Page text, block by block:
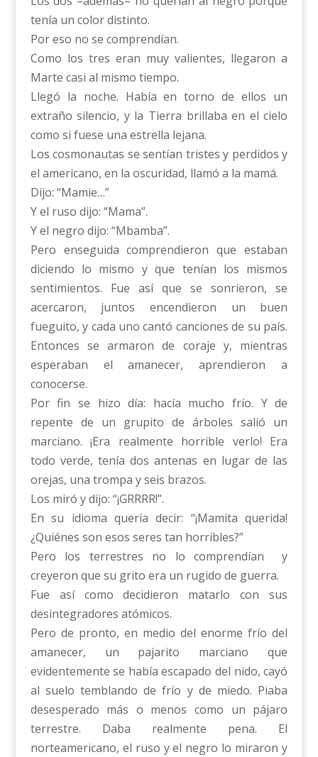
tenía un color distinto.
Por eso no se comprendían.
Como los tres eran muy valientes, llegaron a
Marte casi al mismo tiempo.
Llegó la noche. Había en torno de ellos un
extraño silencio, y la Tierra brillaba en el cielo
como si fuese una estrella lejana.
Los cosmonautas se sentían tristes y perdidos y
el americano, en la oscuridad, llamó a la mamá.
Dijo: “Mamie…”
Y el ruso dijo: “Mama”.
Y el negro dijo: “Mbamba”.
Pero enseguida comprendieron que estaban
diciendo lo mismo y que tenían los mismos
sentimientos. Fue así que se sonrieron, se
acercaron, juntos encendieron un buen
fueguito, y cada uno cantó canciones de su país.
Entonces se armaron de coraje y, mientras
esperaban el amanecer, aprendieron a
conocerse.
Por fin se hizo día: hacía mucho frío. Y de
repente de un grupito de árboles salió un
marciano. ¡Era realmente horrible verlo! Era
todo verde, tenía dos antenas en lugar de las
orejas, una trompa y seis brazos.
Los miró y dijo: “¡GRRRR!”.
En su idioma quería decir: “¡Mamita querida!
¿Quiénes son esos seres tan horribles?”
Pero los terrestres no lo comprendían y
creyeron que su grito era un rugido de guerra.
Fue así como decidieron matarlo con sus
desintegradores atómicos.
Pero de pronto, en medio del enorme frío del
amanecer, un pajarito marciano que
evidentemente se había escapado del nido, cayó
al suelo temblando de frío y de miedo. Piaba
desesperado más o menos como un pájaro
terrestre. Daba realmente pena. El
norteamericano, el ruso y el negro lo miraron y